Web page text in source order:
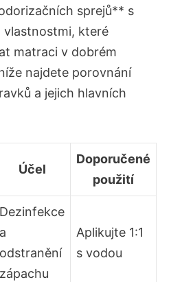
sprejů** s
vlastnostmi, které
matraci v dobrém
najdete porovnání
a jejich hlavních
Účel
Doporučené
použití
Dezinfekce
a
odstranění
zápachu
Aplikujte 1:1
s vodou